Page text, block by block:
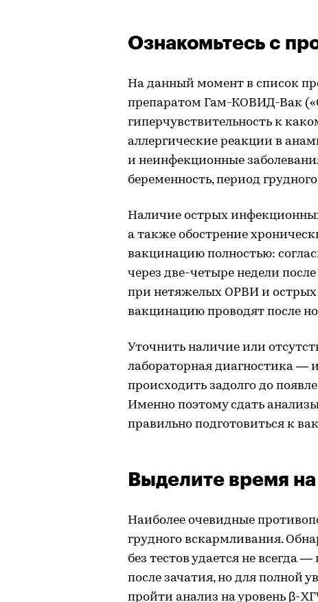
Ознакомьтесь с
На данный момент в список
препаратом Гам-КОВИД-Вак
гиперчувствительность к
аллергические реакции в
и неинфекционные
беременность, период
Наличие острых
а также обострение
вакцинацию полностью:
через две-четыре недели
при нетяжелых ОРВИ и
вакцинацию проводят после
Уточнить наличие или
лабораторная диагностика —
происходить задолго до
Именно поэтому сдать
правильно подготовиться к
Выделите время
Наиболее очевидные
грудного вскармливания.
без тестов удается не всегда
после зачатия, но для полной
пройти анализ на уровень β-